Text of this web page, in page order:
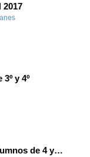
2017
-
y 4º
Halloween 2016. Baile alumnos de 4 y 5 años